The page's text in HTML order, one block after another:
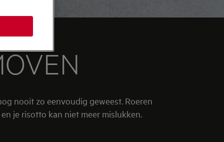
nooit zo eenvoudig geweest. Roeren
je risotto kan niet meer mislukken.